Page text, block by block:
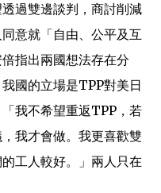
過雙邊談判，商討削減
意就「自由、公平及互
指出兩國想法存在分
國的立場是TPP對美日
我不希望重返TPP，若
我才會做。我更喜歡雙
工人較好。」兩人只在